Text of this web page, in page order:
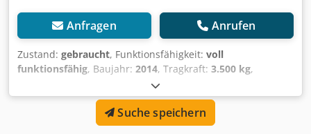
Anfragen Anrufen
Zustand: gebraucht, Funktionsfähigkeit: voll
funktionsfähig, Baujahr: 2014, Tragkraft: 3.500 kg,
, Öffnungsweite:
Hafenklammer Lastschwerpunkt: 500 ISO Klasse: ISO
Klasse 3 = 2.500 - 4.999 kg Dwodpfx Akevb Rc Tezea
Zustand: Einsatzbereit und voll funktionsfähig Zustand
Suche speichern